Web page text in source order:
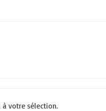
votre sélection.